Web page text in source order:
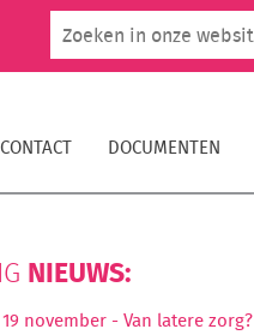
CONTACT DOCUMENTEN
NIEUWS:
19 november - Van latere zorg?